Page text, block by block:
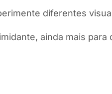
diferentes
ainda mais